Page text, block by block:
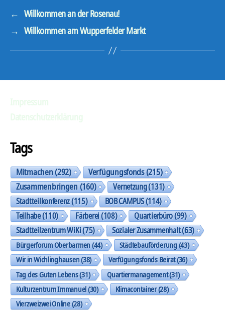
← Willkommen an der Rosenau!
→ Willkommen am Wupperfelder Markt
Tags
Mitmachen(292) Verfügungsfonds(215)
Zusammenbringen(160) Vernetzung(131)
Stadtteilkonferenz(115) BOB CAMPUS(114)
Teilhabe(110) Färberei(108) Quartierbüro(99)
Stadtteilzentrum WiKi(75) Sozialer Zusammenhalt(63)
Bürgerforum Oberbarmen(44) Städtebauförderung(43)
Wir in Wichlinghausen(38) Verfügungsfonds Beirat(36)
Tag des Guten Lebens(31) Quartiermanagement(31)
Kulturzentrum Immanuel(30) Klimacontainer(28)
Vierzweizwei Online(28)